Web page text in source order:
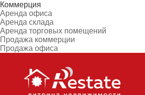
Коммерция
Аренда офиса
Аренда склада
Аренда торговых помещений
Продажа коммерции
Продажа офиса